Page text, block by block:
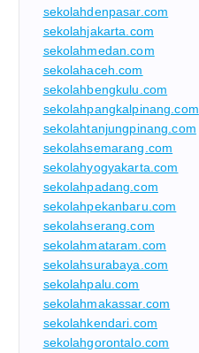
sekolahdenpasar.com
sekolahjakarta.com
sekolahmedan.com
sekolahaceh.com
sekolahbengkulu.com
sekolahpangkalpinang.com
sekolahtanjungpinang.com
sekolahsemarang.com
sekolahyogyakarta.com
sekolahpadang.com
sekolahpekanbaru.com
sekolahserang.com
sekolahmataram.com
sekolahsurabaya.com
sekolahpalu.com
sekolahmakassar.com
sekolahkendari.com
sekolahgorontalo.com